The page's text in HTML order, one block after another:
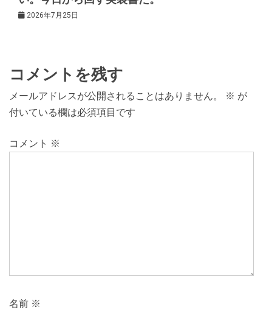
2026年7月25日
コメントを残す
メールアドレスが公開されることはありません。 ※ が
付いている欄は必須項目です
コメント ※
名前 ※